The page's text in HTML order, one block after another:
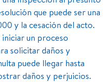
que puede ser una
y la cesación del acto.
un proceso
solicitar daños y
puede llegar hasta
daños y perjuicios.